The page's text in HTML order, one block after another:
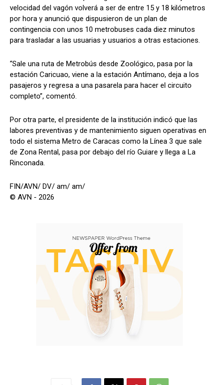
velocidad del vagón volverá a ser de entre 15 y 18 kilómetros
por hora y anunció que dispusieron de un plan de
contingencia con unos 10 metrobuses cada diez minutos
para trasladar a las usuarias y usuarios a otras estaciones.
“Sale una ruta de Metrobús desde Zoológico, pasa por la
estación Caricuao, viene a la estación Antímano, deja a los
pasajeros y regresa a una pasarela para hacer el circuito
completo”, comentó.
Por otra parte, el presidente de la institución indicó que las
labores preventivas y de mantenimiento siguen operativas en
todo el sistema Metro de Caracas como la Línea 3 que sale
de Zona Rental, pasa por debajo del río Guiare y llega a La
Rinconada.
FIN/AVN/ DV/ am/ am/
© AVN - 2026